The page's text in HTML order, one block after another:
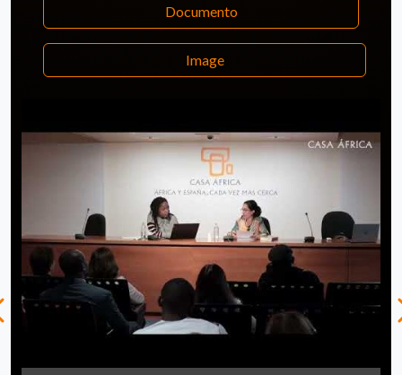
Documento
Image